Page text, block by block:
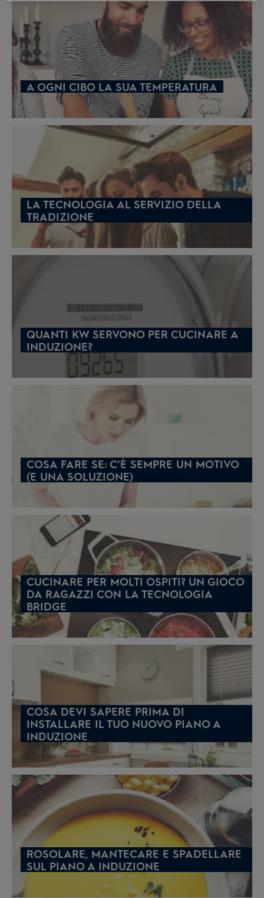
A OGNI CIBO LA SUA TEMPERATURA
LA TECNOLOGIA AL SERVIZIO DELLA
TRADIZIONE
QUANTI KW SERVONO PER CUCINARE A
INDUZIONE?
COSA FARE SE: C’È SEMPRE UN MOTIVO
(E UNA SOLUZIONE)
CUCINARE PER MOLTI OSPITI? UN GIOCO
DA RAGAZZI CON LA TECNOLOGIA
BRIDGE
COSA DEVI SAPERE PRIMA DI
INSTALLARE IL TUO NUOVO PIANO A
INDUZIONE
ROSOLARE, MANTECARE E SPADELLARE
SUL PIANO A INDUZIONE